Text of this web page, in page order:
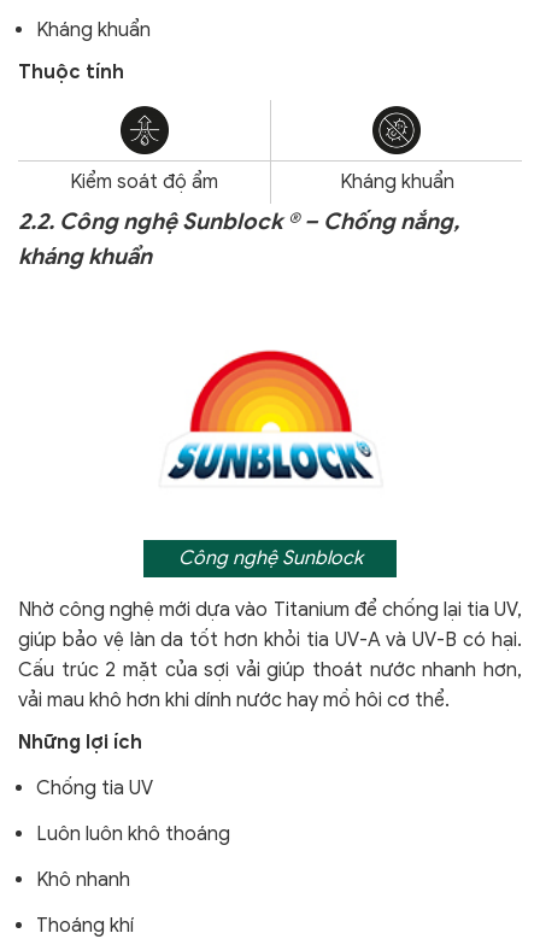
Kháng khuẩn
Thuộc tính
Kiểm soát độ ẩm Kháng khuẩn
2.2. Công nghệ Sunblock ® – Chống nắng,
kháng khuẩn
Công nghệ Sunblock
Nhờ công nghệ mới dựa vào Titanium để chống lại tia UV,
giúp bảo vệ làn da tốt hơn khỏi tia UV-A và UV-B có hại.
Cấu trúc 2 mặt của sợi vải giúp thoát nước nhanh hơn,
vải mau khô hơn khi dính nước hay mồ hôi cơ thể.
Những lợi ích
Chống tia UV
Luôn luôn khô thoáng
Khô nhanh
Thoáng khí